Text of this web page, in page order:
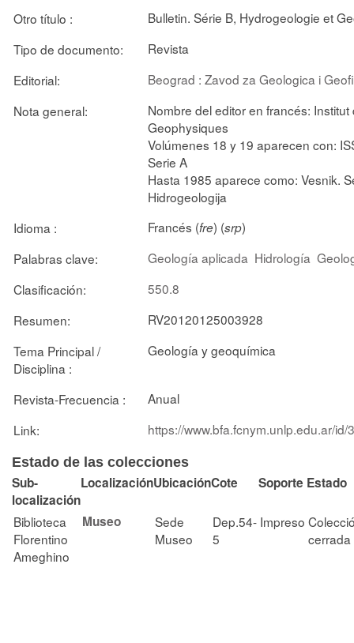
Otro título :
Bulletin. Série B, Hydrogeologie et
Tipo de documento:
Revista
Editorial:
Beograd : Zavod za Geologica i
Nota general:
Nombre del editor en francés:
Geophysiques
Volúmenes 18 y 19 aparecen con:
Serie A
Hasta 1985 aparece como: Vesnik.
Hidrogeologija
Idioma :
Francés (fre) (srp)
Palabras clave:
Geología aplicada Hidrología
Clasificación:
550.8
Resumen:
RV20120125003928
Tema Principal /
Disciplina :
Geología y geoquímica
Revista-Frecuencia :
Anual
Link:
https://www.bfa.fcnym.unlp.edu.ar/id/
Estado de las colecciones
Sub-
localización
LocalizaciónUbicaciónCote Soporte Estado
Biblioteca
Florentino
Ameghino
Museo
Sede
Museo
Dep.54-
5
Impreso
cerrada